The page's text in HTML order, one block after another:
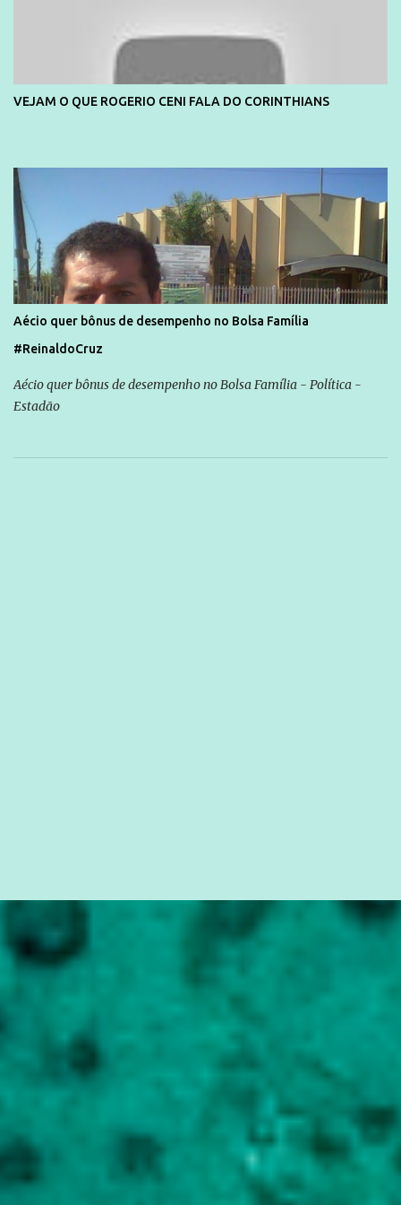
VEJAM O QUE ROGERIO CENI FALA DO CORINTHIANS
Aécio quer bônus de desempenho no Bolsa Família
#ReinaldoCruz
Aécio quer bônus de desempenho no Bolsa Família - Política -
Estadão